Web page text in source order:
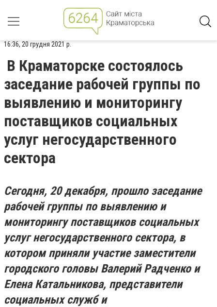
16:36, 20 грудня 2021 р.
В Краматорске состоялось
заседание рабочей группы по
выявлению и мониторингу
поставщиков социальных
услуг негосударственного
сектора
Сегодня, 20 декабря, прошло заседание
рабочей группы по выявлению и
мониторингу поставщиков социальных
услуг негосударственного сектора, в
котором приняли участие заместители
городского головы Валерий Радченко и
Елена Катальникова, представители
социальных служб и